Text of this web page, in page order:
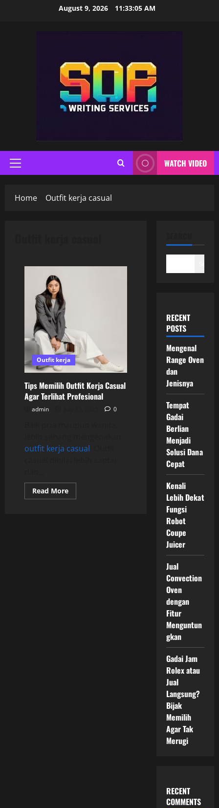
August 9, 2026 11:33:06 AM
Primary
Menu
WATCH VIDEO
Home Outfit kerja casual
Outfit kerja
Tips Memilih Outfit Kerja Casual
Agar Terlihat Profesional
admin 0
outfit kerja casual
Read MoreRead
more
RECENT
POSTS
Mengenal
Range Oven
dan
Jenisnya
Tempat
Gadai
Berlian
Menjadi
Solusi Dana
Cepat
Kenali
Lebih Dekat
Fungsi
Robot
Coupe
Juicer
Jual
Convection
Oven
dengan
Fitur
Menguntun
gkan
Gadai Jam
Rolex atau
Jual
Langsung?
Bijak
Memilih
Agar Tak
Merugi
RECENT
COMMENTS